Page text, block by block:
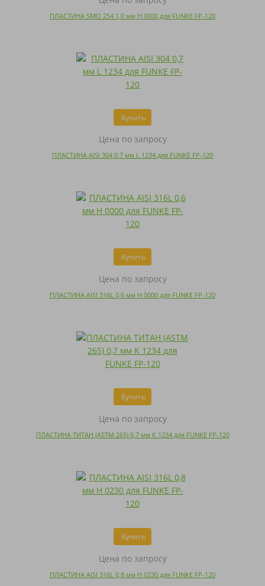
ПЛАСТИНА SMO 254 1,0 мм H 0000 для FUNKE FP-120
Купить
Цена по запросу
ПЛАСТИНА AISI 304 0,7 мм L 1234 для FUNKE FP-120
Купить
Цена по запросу
ПЛАСТИНА AISI 316L 0,6 мм H 0000 для FUNKE FP-120
Купить
Цена по запросу
ПЛАСТИНА ТИТАН (ASTM 265) 0,7 мм K 1234 для FUNKE FP-120
Купить
Цена по запросу
ПЛАСТИНА AISI 316L 0,8 мм H 0230 для FUNKE FP-120